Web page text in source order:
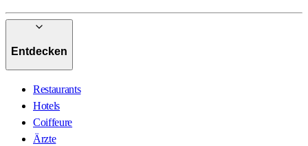
Entdecken
Restaurants
Hotels
Coiffeure
Ärzte